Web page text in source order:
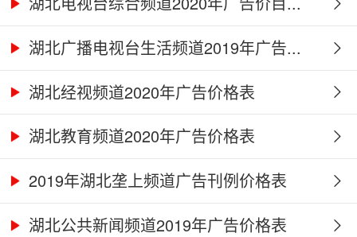
湖北广播电视台生活频道2019年广告...
湖北经视频道2020年广告价格表
湖北教育频道2020年广告价格表
2019年湖北垄上频道广告刊例价格表
湖北公共新闻频道2019年广告价格表